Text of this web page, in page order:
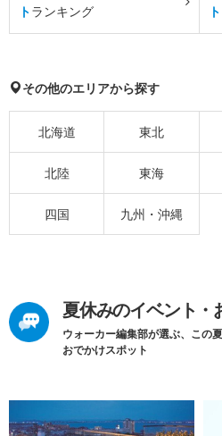
トランキング
ト
その他のエリアから探す
北海道 東北
北陸 東海
四国 九州・沖縄
夏休みのイベント・
ウォーカー編集部が選ぶ、この
おでかけスポット